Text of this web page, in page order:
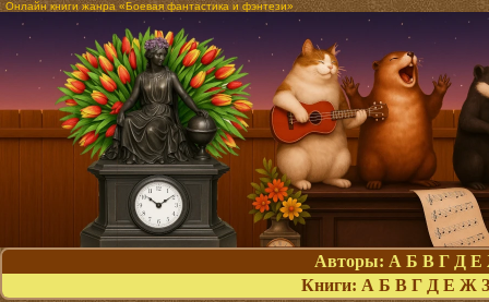
Онлайн книги жанра «Боевая фантастика и фэнтези»
Авторы: А Б В Г Д Е
Книги: А Б В Г Д Е Ж З